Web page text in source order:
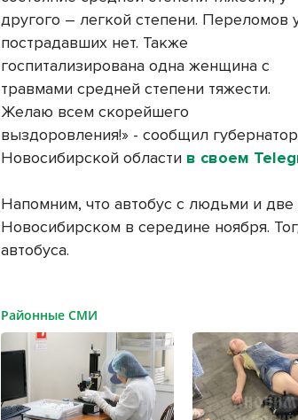
другого – легкой степени. Переломов
пострадавших нет. Также
госпитализирована одна женщина с
травмами средней степени тяжести.
Желаю всем скорейшего
выздоровления!» - сообщил губернатор
Новосибирской области в своем
Напомним, что автобус с людьми и
Новосибирском в середине ноября.
автобуса.
Районные СМИ